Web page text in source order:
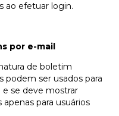
ao efetuar login.
por e-mail
de boletim
podem ser usados para
e se deve mostrar
para usuários